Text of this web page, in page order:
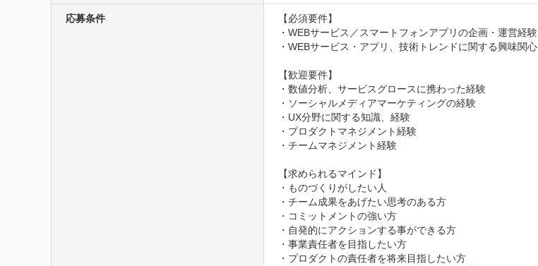
応募条件
【必須要件】
・WEBサービス／スマートフォンアプリの企画・運営経験
・WEBサービス・アプリ、技術トレンドに関する興味関心
【歓迎要件】
・数値分析、サービスグロースに携わった経験
・ソーシャルメディアマーケティングの経験
・UX分野に関する知識、経験
・プロダクトマネジメント経験
・チームマネジメント経験
【求められるマインド】
・ものづくりがしたい人
・チーム成果をあげたい思考のある方
・コミットメントの強い方
・自発的にアクションする事ができる方
・事業責任者を目指したい方
・プロダクトの責任者を将来目指したい方